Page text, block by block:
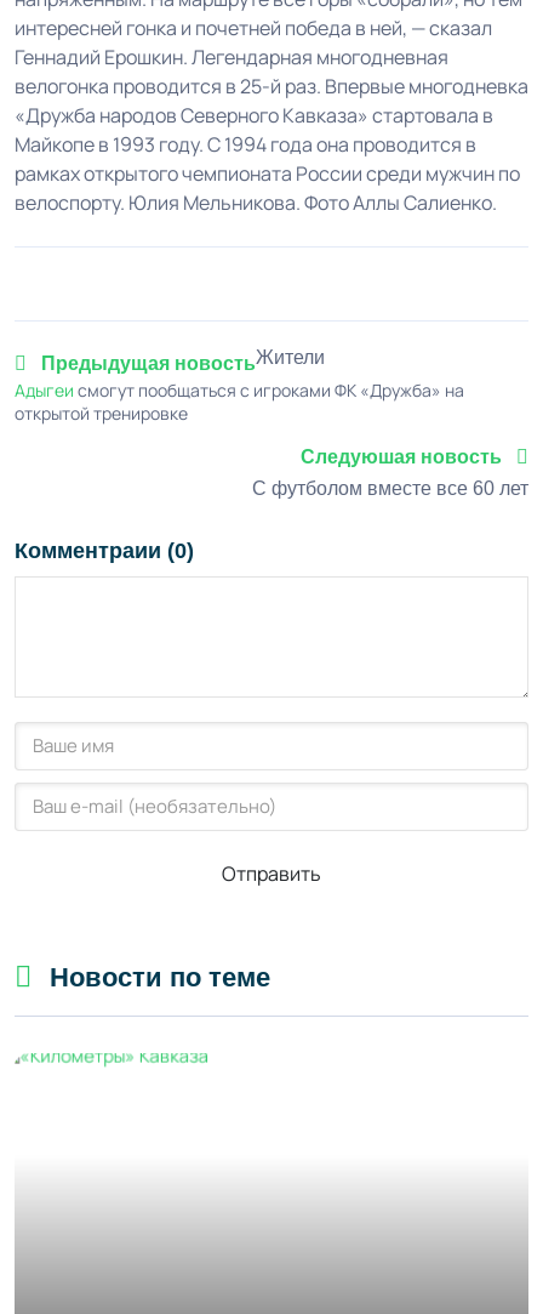
интересней гонка и почетней победа в ней, — сказал
Геннадий Ерошкин. Легендарная многодневная
велогонка проводится в 25-й раз. Впервые многодневка
«Дружба народов Северного Кавказа» стартовала в
Майкопе в 1993 году. С 1994 года она проводится в
рамках открытого чемпионата России среди мужчин по
велоспорту. Юлия Мельникова. Фото Аллы Салиенко.
Предыдущая новостьЖители
Адыгеи смогут пообщаться с игроками ФК «Дружба» на
открытой тренировке
Следуюшая новость
С футболом вместе все 60 лет
Комментраии (0)
Отправить
Новости по теме